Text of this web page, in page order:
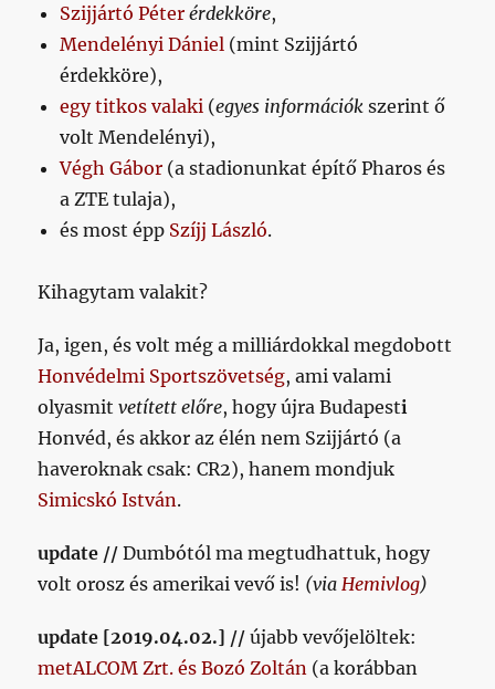
Szijjártó Péter érdekköre,
Mendelényi Dániel (mint Szijjártó
érdekköre),
egy titkos valaki (egyes információk szerint ő
volt Mendelényi),
Végh Gábor (a stadionunkat építő Pharos és
a ZTE tulaja),
és most épp Szíjj László.
Kihagytam valakit?
Ja, igen, és volt még a milliárdokkal megdobott
Honvédelmi Sportszövetség, ami valami
olyasmitvetített előre, hogy újra Budapesti
Honvéd, és akkor az élén nem Szijjártó (a
haveroknak csak: CR2), hanem mondjuk
Simicskó István.
update //Dumbótól ma megtudhattuk, hogy
volt orosz és amerikai vevő is! (via Hemivlog)
update [2019.04.02.] //újabb vevőjelöltek:
metALCOM Zrt. és Bozó Zoltán (a korábban